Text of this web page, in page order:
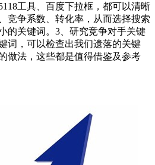
工具、百度下拉框，都可以清晰
竞争系数、转化率，从而选择搜索
的关键词。3、研究竞争对手关键
词，可以检查出我们遗落的关键
做法，这些都是值得借鉴及参考